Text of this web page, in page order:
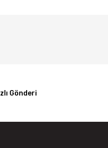
Gönderi